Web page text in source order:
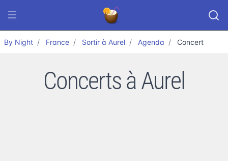
By Night France Sortir à Aurel Agenda Concert
Concerts à Aurel